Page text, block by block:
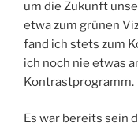
um die Zukunft
etwa zum grünen
fand ich stets zum
ich noch nie etwas
Kontrastprogramm.
Es war bereits sein